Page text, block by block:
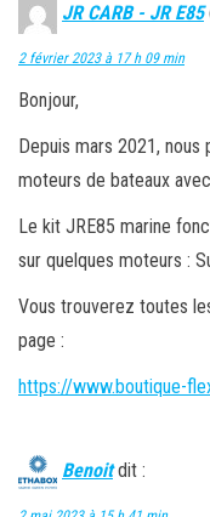
JR CARB - JR E85
2 février 2023 à 17 h 09 min
Bonjour,
Depuis mars 2021, nous
moteurs de bateaux
Le kit JRE85 marine
sur quelques moteurs :
Vous trouverez toutes
page :
https://www.boutique-
Benoit dit :